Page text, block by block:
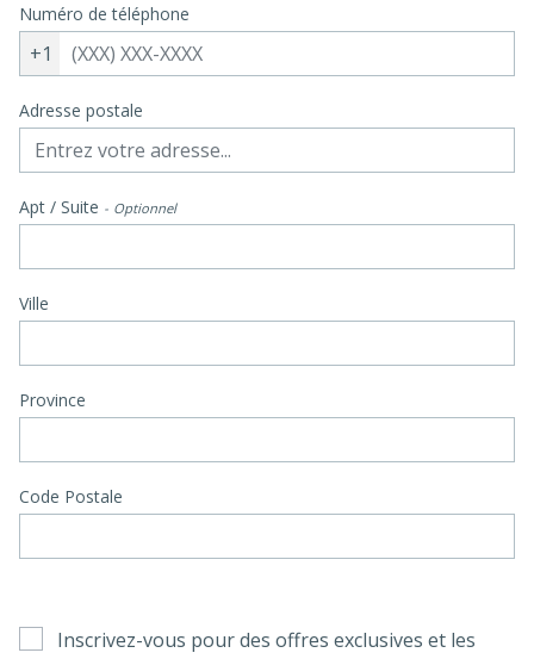
Numéro de téléphone
+1
Adresse postale
Apt / Suite Optionnel
Ville
Province
Code Postale
Inscrivez-vous pour des offres exclusives et les